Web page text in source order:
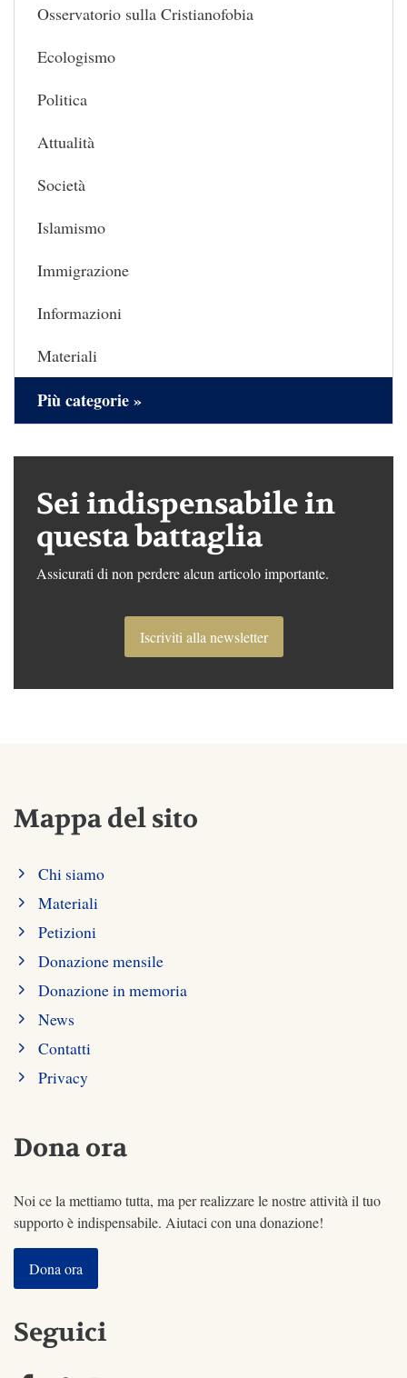
Osservatorio sulla Cristianofobia
Ecologismo
Politica
Attualità
Società
Islamismo
Immigrazione
Informazioni
Materiali
Più categorie »
Sei indispensabile in
questa battaglia
Assicurati di non perdere alcun articolo importante.
Iscriviti alla newsletter
Mappa del sito
Chi siamo
Materiali
Petizioni
Donazione mensile
Donazione in memoria
News
Contatti
Privacy
Dona ora
Noi ce la mettiamo tutta, ma per realizzare le nostre attività il tuo
supporto è indispensabile. Aiutaci con una donazione!
Dona ora
Seguici